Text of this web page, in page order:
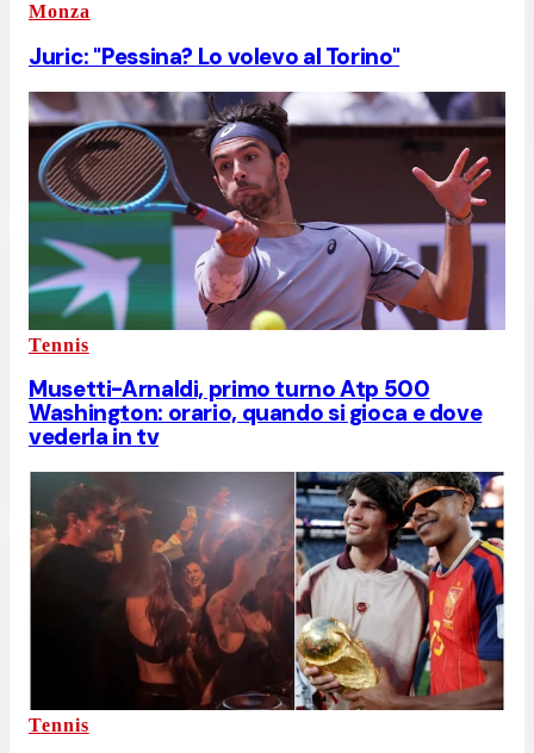
Monza
Juric: "Pessina? Lo volevo al Torino"
Tennis
Musetti-Arnaldi, primo turno Atp 500
Washington: orario, quando si gioca e dove
vederla in tv
Tennis